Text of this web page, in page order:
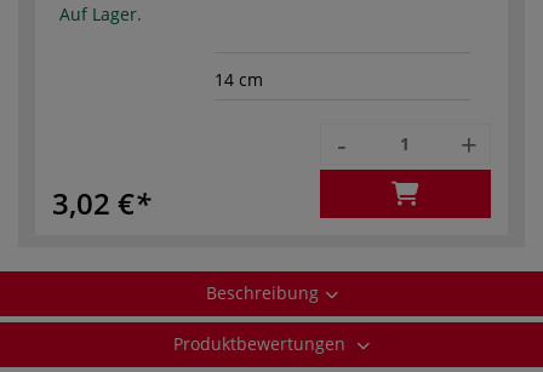
Auf Lager.
14 cm
3,02 €
- +
Beschreibung
Produktbewertungen